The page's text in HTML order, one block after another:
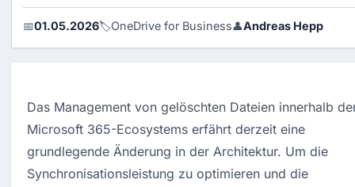
📅01.05.2026🏷️OneDrive for Business👤Andreas Hepp
Das Management von gelöschten Dateien innerhalb
Microsoft 365-Ecosystems erfährt derzeit eine
grundlegende Änderung in der Architektur. Um die
Synchronisationsleistung zu optimieren und die